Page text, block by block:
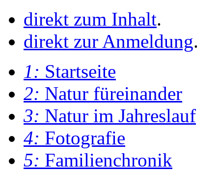
direkt zum Inhalt.
direkt zur Anmeldung.
1: Startseite
2: Natur füreinander
3: Natur im Jahreslauf
4: Fotografie
5: Familienchronik